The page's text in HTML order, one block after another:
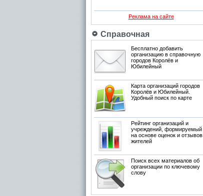
Реклама на сайте
Справочная
Бесплатно добавить
организацию в справочную
городов Королёв и
Юбилейный
Карта организаций городов
Королёв и Юбилейный.
Удобный поиск по карте
Рейтинг организаций и
учреждений, формируемый
на основе оценок и отзывов
жителей
Поиск всех материалов об
организации по ключевому
слову